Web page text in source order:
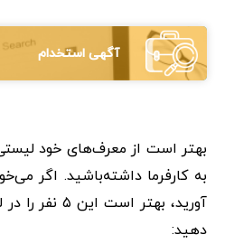
آگهی استخدام
بهتر است از معرف‌های خود لیستی
به کارفرما داشته‌باشید. اگر
آورید، بهتر
دهید: